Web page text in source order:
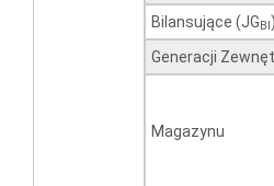
Bilansujące (JG BI )
Generacji
Magazynu